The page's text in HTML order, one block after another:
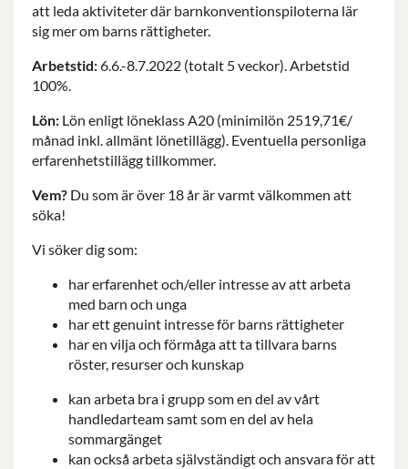
att leda aktiviteter där barnkonventionspiloterna lär
sig mer om barns rättigheter.
Arbetstid:6.6.-8.7.2022 (totalt 5 veckor). Arbetstid
100%.
Lön: Lön enligt löneklass A20 (minimilön 2519,71€/
månad inkl. allmänt lönetillägg). Eventuella personliga
erfarenhetstillägg tillkommer.
Vem? Du som är över 18 år är varmt välkommen att
söka!
Vi söker dig som:
har erfarenhet och/eller intresse av att arbeta
med barn och unga
har ett genuint intresse för barns rättigheter
har en vilja och förmåga att ta tillvara barns
röster, resurser och kunskap
kan arbeta bra i grupp som en del av vårt
handledarteam samt som en del av hela
sommargänget
kan också arbeta självständigt och ansvara för att